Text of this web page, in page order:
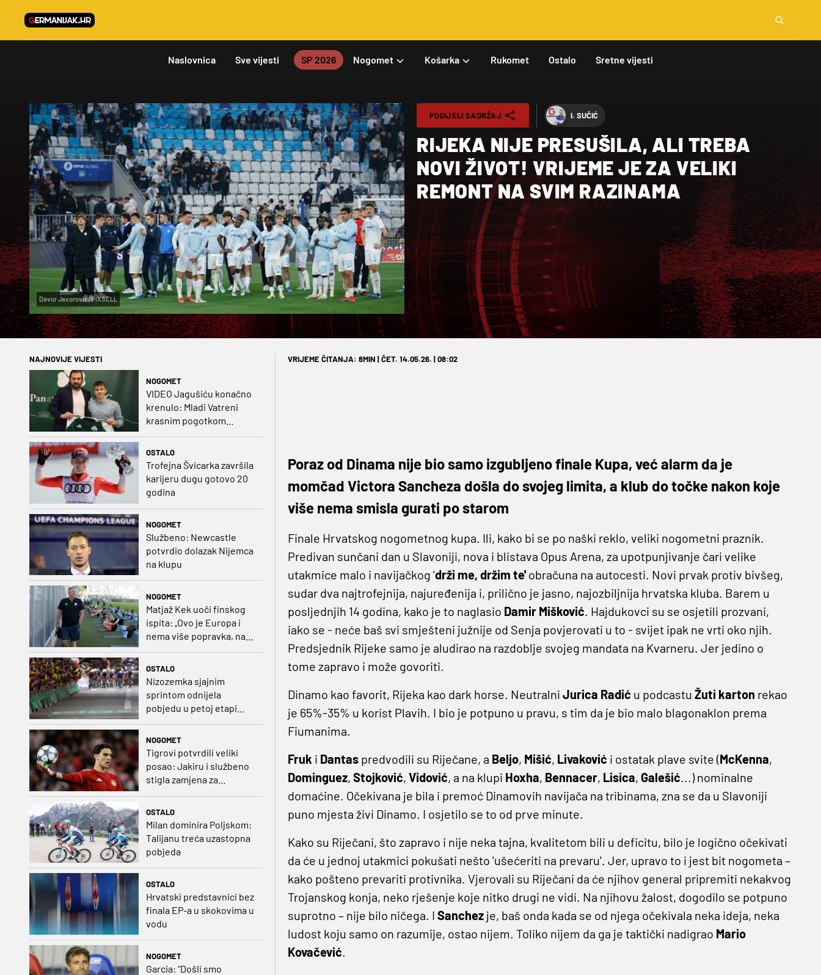
Naslovnica Sve vijesti SP 2026 Nogomet Košarka Rukomet Ostalo Sretne vijesti
Davor Javorovic/PIXSELL
PODIJELI SADRŽAJ I. SUČIĆ
RIJEKA NIJE PRESUŠILA, ALI TREBA
NOVI ŽIVOT! VRIJEME JE ZA VELIKI
REMONT NA SVIM RAZINAMA
NAJNOVIJE VIJESTI
NOGOMET
VIDEO Jagušiću konačno
krenulo: Mladi Vatreni
krasnim pogotkom
OSTALO
Trofejna Švicarka završila
karijeru dugu gotovo 20
godina
NOGOMET
Službeno: Newcastle
potvrdio dolazak Nijemca
na klupu
NOGOMET
Matjaž Kek uoči finskog
ispita: „Ovo je Europa i
nema više popravka, na
Rujevici se nešto pita i
OSTALO
Nizozemka sjajnim
sprintom odnijela
pobjedu u petoj etapi
NOGOMET
Tigrovi potvrdili veliki
posao: Jakiru i službeno
stigla zamjena za
OSTALO
Milan dominira Poljskom:
Talijanu treća uzastopna
pobjeda
OSTALO
Hrvatski predstavnici bez
finala EP-a u skokovima u
vodu
NOGOMET
Garcia: "Došli smo
VRIJEME ČITANJA: 8MIN | ČET. 14.05.26. | 08:02
Poraz od Dinama nije bio samo izgubljeno finale Kupa, već alarm da je
momčad Victora Sancheza došla do svojeg limita, a klub do točke nakon koje
više nema smisla gurati po starom
Finale Hrvatskog nogometnog kupa. Ili, kako bi se po naški reklo, veliki nogometni praznik.
Predivan sunčani dan u Slavoniji, nova i blistava Opus Arena, za upotpunjivanje čari velike
utakmice malo i navijačkog 'drži me, držim te'obračuna na autocesti. Novi prvak protiv bivšeg,
sudar dva najtrofejnija, najuređenija i, prilično je jasno, najozbiljnija hrvatska kluba. Barem u
posljednjih 14 godina, kako je to naglasio Damir Mišković. Hajdukovci su se osjetili prozvani,
iako se - neće baš svi smješteni južnije od Senja povjerovati u to - svijet ipak ne vrti oko njih.
Predsjednik Rijeke samo je aludirao na razdoblje svojeg mandata na Kvarneru. Jer jedino o
tome zapravo i može govoriti.
Dinamo kao favorit, Rijeka kao dark horse. Neutralni Jurica Radić u podcastu Žuti karton rekao
je 65%-35% u korist Plavih. I bio je potpuno u pravu, s tim da je bio malo blagonaklon prema
Fiumanima.
Fruk i Dantas predvodili su Riječane, a Beljo, Mišić, Livaković i ostatak plave svite (McKenna,
Dominguez, Stojković, Vidović, a na klupi Hoxha, Bennacer, Lisica, Galešić...) nominalne
domaćine. Očekivana je bila i premoć Dinamovih navijača na tribinama, zna se da u Slavoniji
puno mjesta živi Dinamo. I osjetilo se to od prve minute.
Kako su Riječani, što zapravo i nije neka tajna, kvalitetom bili u deficitu, bilo je logično očekivati
da će u jednoj utakmici pokušati nešto 'ušećeriti na prevaru'. Jer, upravo to i jest bit nogometa –
kako pošteno prevariti protivnika. Vjerovali su Riječani da će njihov general pripremiti nekakvog
Trojanskog konja, neko rješenje koje nitko drugi ne vidi. Na njihovu žalost, dogodilo se potpuno
suprotno – nije bilo ničega. I Sanchez je, baš onda kada se od njega očekivala neka ideja, neka
ludost koju samo on razumije, ostao nijem. Toliko nijem da ga je taktički nadigrao Mario
Kovačević.